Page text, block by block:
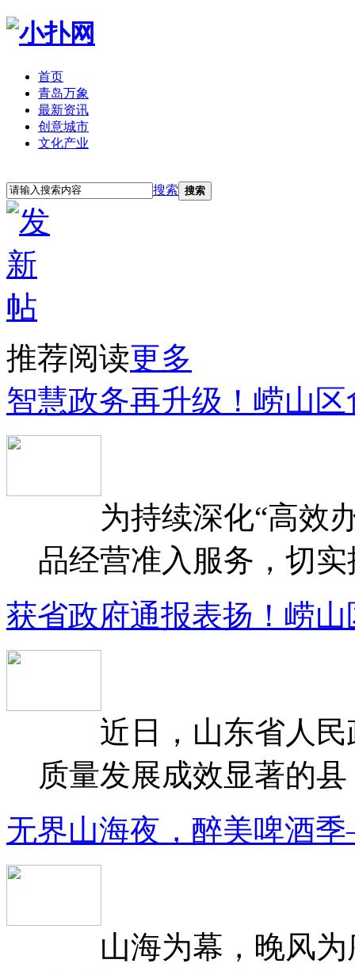
首页
青岛万象
最新资讯
创意城市
文化产业
搜索 搜索
推荐阅读更多
智慧政务再升级！崂山
为持续深化“高效办
品经营准入服务，切
获省政府通报表扬！崂
近日，山东省人民
质量发展成效显著的
无界山海夜，醉美啤酒
山海为幕，晚风为